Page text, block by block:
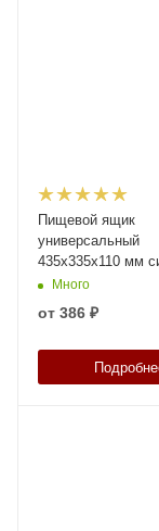
Пищевой ящик
универсальный
435х335х110 мм
с
стенками и дном
Много
от 386 ₽